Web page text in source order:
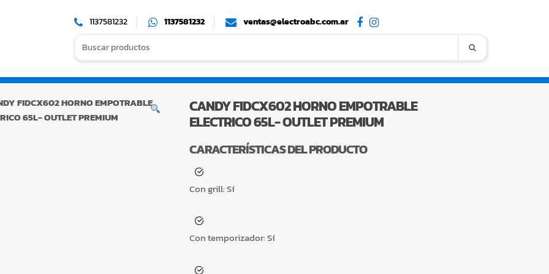
1137581232 1137581232 ventas@electroabc.com.ar
Search
for:
CANDY FIDCX602 HORNO EMPOTRABLE
ELECTRICO 65L- OUTLET PREMIUM
CARACTERÍSTICAS DEL PRODUCTO
Con grill:Sí
Con temporizador:Sí